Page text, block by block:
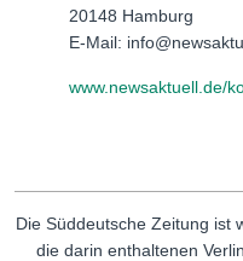
20148 Hamburg
E-Mail:
www.newsaktuell.de/
Die Süddeutsche Zeitung ist
die darin enthaltenen